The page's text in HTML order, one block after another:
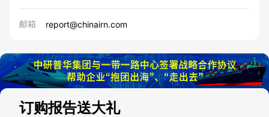
邮箱 report@chinairn.com
订购报告送大礼